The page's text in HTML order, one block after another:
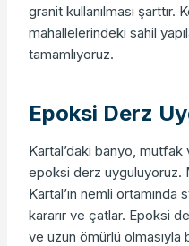
granit kullanılması
mahallelerindeki sahil
tamamlıyoruz.
Epoksi Derz
Kartal’daki banyo,
epoksi derz uyguluyoruz.
Kartal’ın nemli
kararır ve çatlar. Epoksi
ve uzun ömürlü olmasıyla